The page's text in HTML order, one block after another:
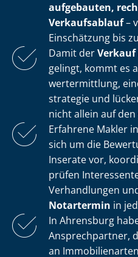
aufgebauten,
Verkaufsablauf–
Einschätzung bis
Damit der
gelingt, kommt es
wert­ermitt­lung,
stra­te­gie und
nicht allein auf
Erfahrene Makler
sich um die
Inserate vor,
prüfen
Verhandlungen
Notartermin in
In Ahrensburg
Ansprechpartner,
an